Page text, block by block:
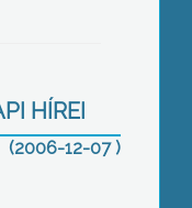
HÍREI
(2006-12-07 )